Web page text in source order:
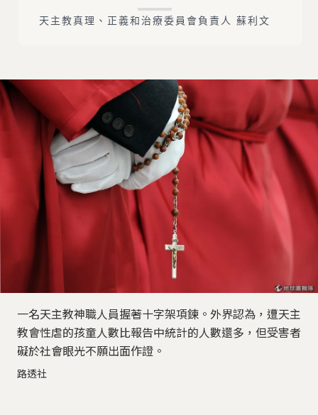
天主教真理、正義和治療委員會負責人 蘇利文
一名天主教神職人員握著十字架項鍊。外界認為，遭天主
教會性虐的孩童人數比報告中統計的人數還多，但受害者
礙於社會眼光不願出面作證。
路透社